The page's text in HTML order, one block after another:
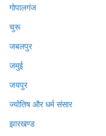
गोपालगंज
चुरू
जबलपुर
जमुई
जयपुर
ज्योतिष और धर्म संसार
झारखण्ड